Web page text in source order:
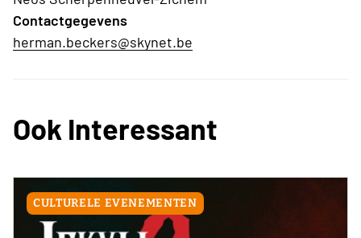
Contactgegevens
herman.beckers@skynet.be
Ook Interessant
CULTURELE EVENEMENTEN